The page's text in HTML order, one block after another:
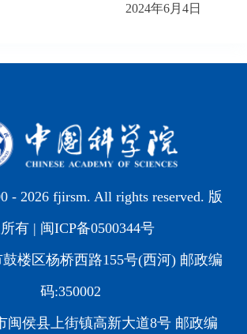
2024年6月4日
- 2026 fjirsm. All rights reserved. 版
有 | 闽ICP备0500344号
楼区杨桥西路155号(西河) 邮政编
码:350002
闽侯县上街镇高新大道8号 邮政编